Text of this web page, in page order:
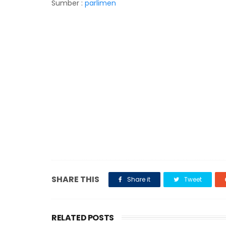
Sumber : parlimen
SHARE THIS Share it Tweet
RELATED POSTS